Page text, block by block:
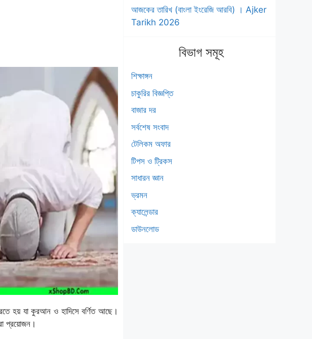
হয় যা কুরআন ও হাদিসে বর্ণিত আছে।
প্রয়োজন।
আজকের তারিখ (বাংলা ইংরেজি আরবি) । Ajker
Tarikh 2026
বিভাগ সমূহ
শিক্ষাঙ্গন
চাকুরির বিজ্ঞপ্তি
বাজার দর
সর্বশেষ সংবাদ
টেলিকম অফার
টিপস ও ট্রিকস
সাধারন জ্ঞান
ভ্রমন
ক্যালেন্ডার
ডাউনলোড